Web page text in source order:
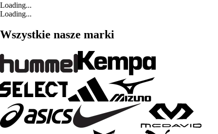
Loading...
Loading...
Wszystkie nasze marki